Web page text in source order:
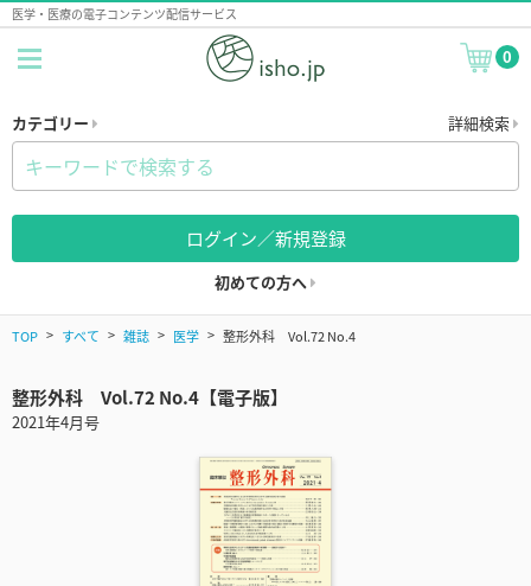
医学・医療の電子コンテンツ配信サービス
0
カテゴリー 詳細検索
ログイン／新規登録
初めての方へ
TOP すべて 雑誌 医学 整形外科 Vol.72 No.4
整形外科 Vol.72 No.4【電子版】
2021年4月号